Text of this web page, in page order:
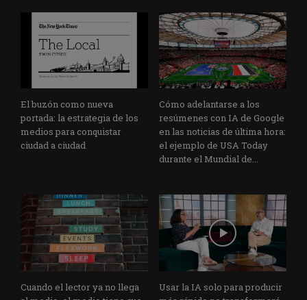
El buzón como nueva
portada: la estrategia de los
medios para conquistar
ciudad a ciudad
Cómo adelantarse a los
resúmenes con IA de Google
en las noticias de última hora:
el ejemplo de USA Today
durante el Mundial de...
Cuando el lector ya no llega
Usar la IA solo para producir